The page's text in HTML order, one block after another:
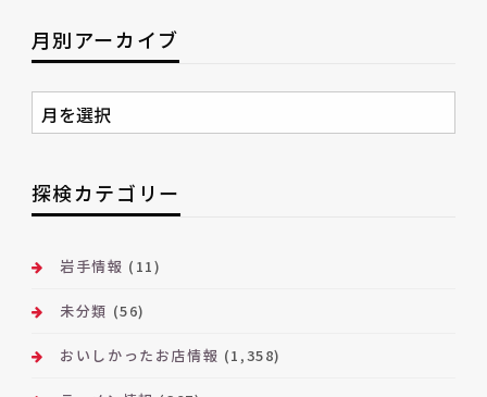
月別アーカイブ
月
別
ー
カ
ブ
探検カテゴリー
岩手情報 (11)
未分類 (56)
おいしかったお店情報 (1,358)